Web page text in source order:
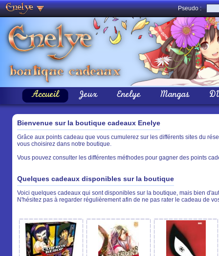
Pseudo :
Accueil Jeux Enelye Mangas
Bienvenue sur la boutique cadeaux Enelye
Grâce aux points cadeau que vous cumulerez sur les différents sites du
vous choisirez dans notre boutique.
Vous pouvez consulter les différentes méthodes pour gagner des points
Quelques cadeaux disponibles sur la boutique
Voici quelques cadeaux qui sont disponibles sur la boutique, mais bien
N'hésitez pas à regarder régulièrement afin de ne pas rater le cadeau de